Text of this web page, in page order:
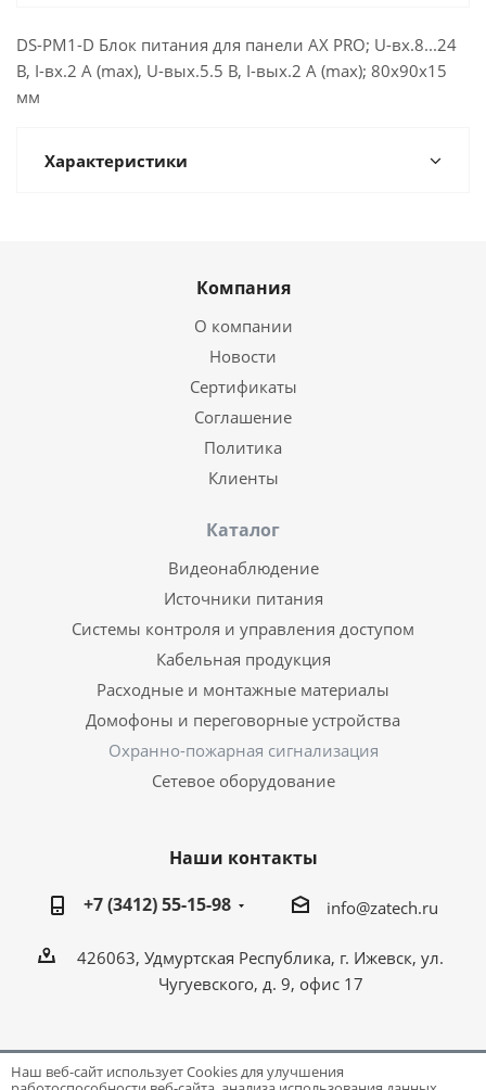
DS-PM1-D Блок питания для панели AX PRO; U-вх.8...24
В, I-вх.2 А (max), U-вых.5.5 В, I-вых.2 А (max); 80х90х15
мм
Характеристики
Компания
О компании
Новости
Сертификаты
Соглашение
Политика
Клиенты
Каталог
Видеонаблюдение
Источники питания
Системы контроля и управления доступом
Кабельная продукция
Расходные и монтажные материалы
Домофоны и переговорные устройства
Охранно-пожарная сигнализация
Сетевое оборудование
Наши контакты
+7 (3412) 55-15-98
info@zatech.ru
426063, Удмуртская Республика, г. Ижевск, ул.
Чугуевского, д. 9, офис 17
Наш веб-сайт использует Cookies для улучшения